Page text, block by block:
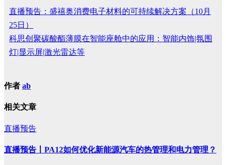
直播预告：盛禧奥消费电子材料的可持续解决方案（10月
25日）
科思创聚碳酸酯薄膜在智能座舱中的应用：智能内饰|氛围
灯|显示屏|激光雷达等
作者 ab
相关文章
直播预告
直播预告丨PA12如何优化新能源汽车的热管理和电力管理？